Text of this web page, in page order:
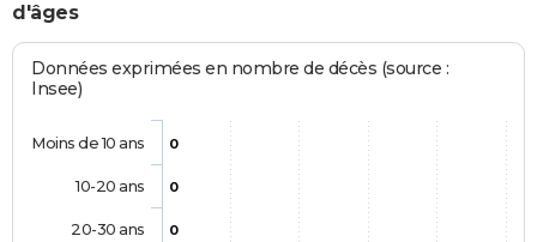
d'âges
Données exprimées en nombre de décès (source :
Insee)
0
0
0
Moins de 10 ans
10-20 ans
20-30 ans